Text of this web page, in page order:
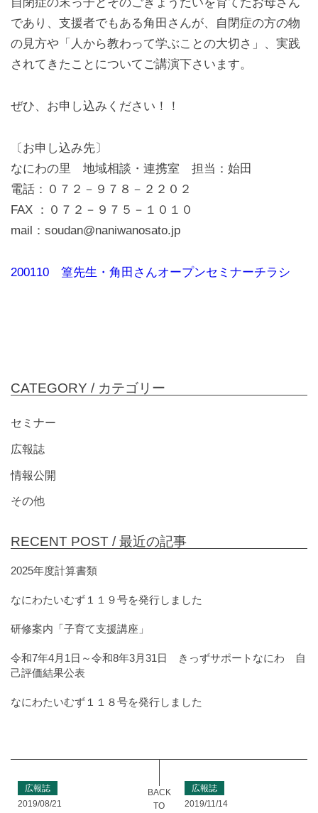
であり、支援者でもある角田さんが、自閉症の方の物
の見方や「人から教わって学ぶことの大切さ」、実践
されてきたことについてご講演下さいます。
ぜひ、お申し込みください！！
〔お申し込み先〕
なにわの里 地域相談・連携室 担当：始田
電話：０７２－９７８－２２０２
FAX ：０７２－９７５－１０１０
mail：soudan@naniwanosato.jp
200110 篁先生・角田さんオープンセミナーチラシ
CATEGORY / カテゴリー
セミナー
広報誌
情報公開
その他
RECENT POST /最近の記事
2025年度計算書類
なにわたいむず１１９号を発行しました
研修案内「子育て支援講座」
令和7年4月1日～令和8年3月31日 きっずサポートなにわ 自
己評価結果公表
なにわたいむず１１８号を発行しました
広報誌
2019/08/21
BACK
TO
広報誌
2019/11/14